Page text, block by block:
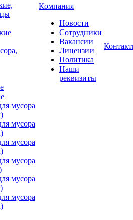
мусора
мусора
мусора
мусора
мусора
мусора
Компания
Новости
Сотрудники
Вакансии
Лицензии
Политика
Наши
реквизиты